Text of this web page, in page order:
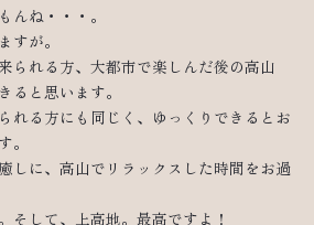
んね・・・。
すが。
られる方、大都市で楽しんだ後の高山
ると思います。
れる方にも同じく、ゆっくりできるとお
。
しに、高山でリラックスした時間をお過
そして、上高地。最高ですよ！